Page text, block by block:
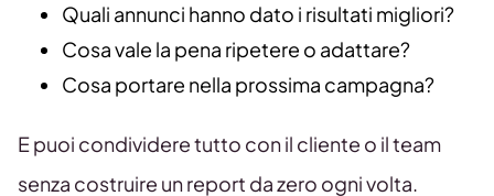
Quali annunci hanno dato i risultati migliori?
Cosa vale la pena ripetere o adattare?
Cosa portare nella prossima campagna?
E puoi condividere tutto con il cliente o il team
senza costruire un report da zero ogni volta.